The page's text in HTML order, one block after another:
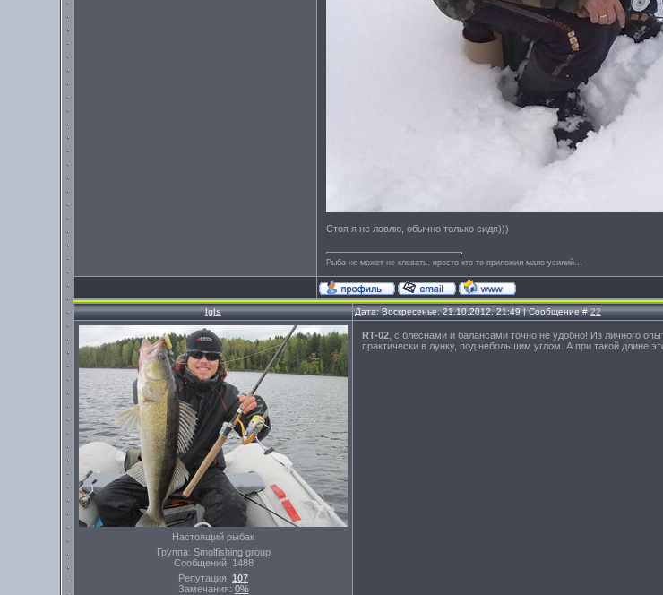
Стоя я не ловлю, обычно только сидя)))
Рыба не может не клевать, просто кто-то приложил мало усилий...
Igls Дата: Воскресенье, 21.10.2012, 21:49 | Сообщение #22
Настоящий рыбак
Группа: Smolfishing group
Сообщений: 1488
Репутация: 107
Замечания: 0%
RT-02 , с блеснами и балансами точно не удобно! Из личного
практически в лунку, под небольшим углом. А при такой длине